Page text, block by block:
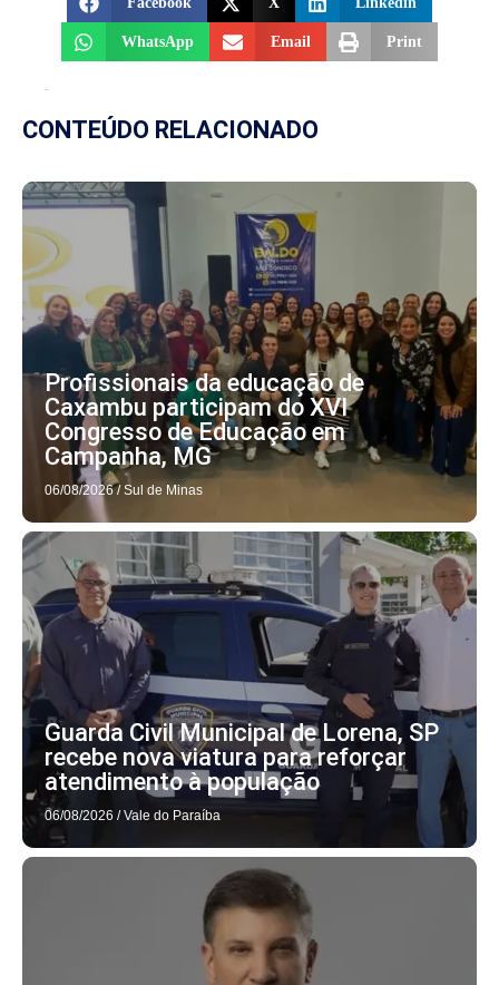
WhatsApp Email Print
CONTEÚDO RELACIONADO
Profissionais da educação de
Caxambu participam do XVI
Congresso de Educação em
Campanha, MG
06/08/2026 / Sul de Minas
Guarda Civil Municipal de Lorena, SP
recebe nova viatura para reforçar
atendimento à população
06/08/2026 / Vale do Paraíba